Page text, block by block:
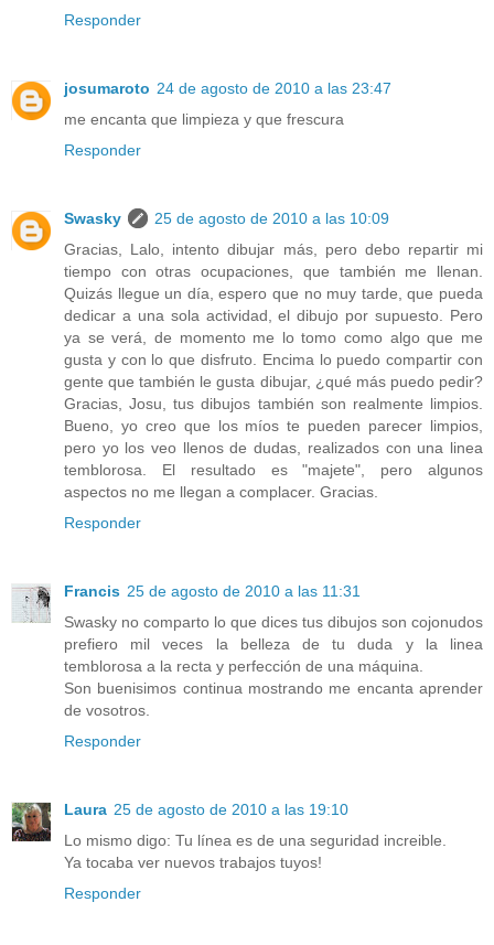
Responder
josumaroto 24 de agosto de 2010 a las 23:47
me encanta que limpieza y que frescura
Responder
Swasky
25 de agosto de 2010 a las 10:09
Gracias, Lalo, intento dibujar más, pero debo repartir mi
tiempo con otras ocupaciones, que también me llenan.
Quizás llegue un día, espero que no muy tarde, que pueda
dedicar a una sola actividad, el dibujo por supuesto. Pero
ya se verá, de momento me lo tomo como algo que me
gusta y con lo que disfruto. Encima lo puedo compartir con
gente que también le gusta dibujar, ¿qué más puedo pedir?
Gracias, Josu, tus dibujos también son realmente limpios.
Bueno, yo creo que los míos te pueden parecer limpios,
pero yo los veo llenos de dudas, realizados con una linea
temblorosa. El resultado es "majete", pero algunos
aspectos no me llegan a complacer. Gracias.
Responder
Francis 25 de agosto de 2010 a las 11:31
Swasky no comparto lo que dices tus dibujos son cojonudos
prefiero mil veces la belleza de tu duda y la linea
temblorosa a la recta y perfección de una máquina.
Son buenisimos continua mostrando me encanta aprender
de vosotros.
Responder
Laura 25 de agosto de 2010 a las 19:10
Lo mismo digo: Tu línea es de una seguridad increible.
Ya tocaba ver nuevos trabajos tuyos!
Responder